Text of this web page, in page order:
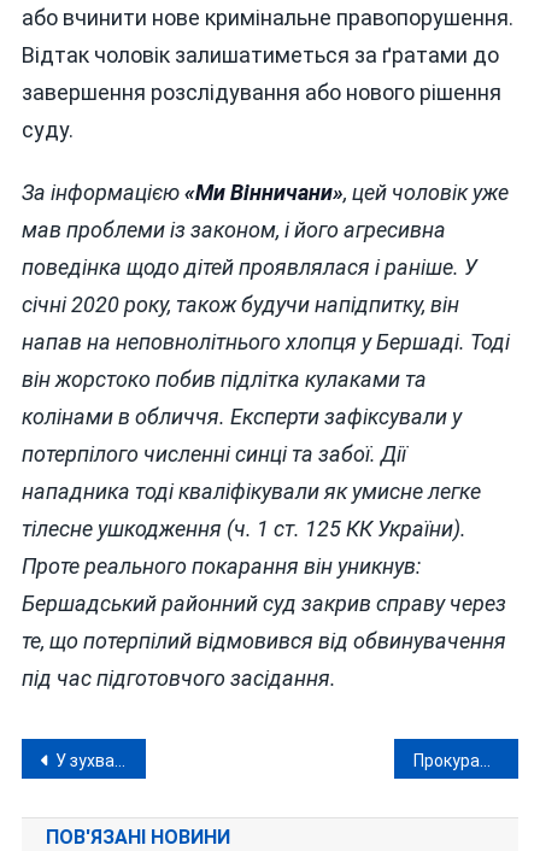
або вчинити нове кримінальне правопорушення.
Відтак чоловік залишатиметься за ґратами до
завершення розслідування або нового рішення
суду.
За інформацією«Ми Вінничани», цей чоловік уже
мав проблеми із законом, і його агресивна
поведінка щодо дітей проявлялася і раніше. У
січні 2020 року, також будучи напідпитку, він
напав на неповнолітнього хлопця у Бершаді. Тоді
він жорстоко побив підлітка кулаками та
колінами в обличчя. Експерти зафіксували у
потерпілого численні синці та забої. Дії
нападника тоді кваліфікували як умисне легке
тілесне ушкодження (ч. 1 ст. 125 КК України).
Проте реального покарання він уникнув:
Бершадський районний суд закрив справу через
те, що потерпілий відмовився від обвинувачення
під час підготовчого засідання.
Навігація
записів
У зухвалому пограбуванні пенсіонерів у Вінниці підозрюються донецький адвокат та київський поліцейський Прокуратура повернула державі землю передскіфського поселення, «віджату» екс-депутатом Вінницької облради
ПОВ'ЯЗАНІ НОВИНИ